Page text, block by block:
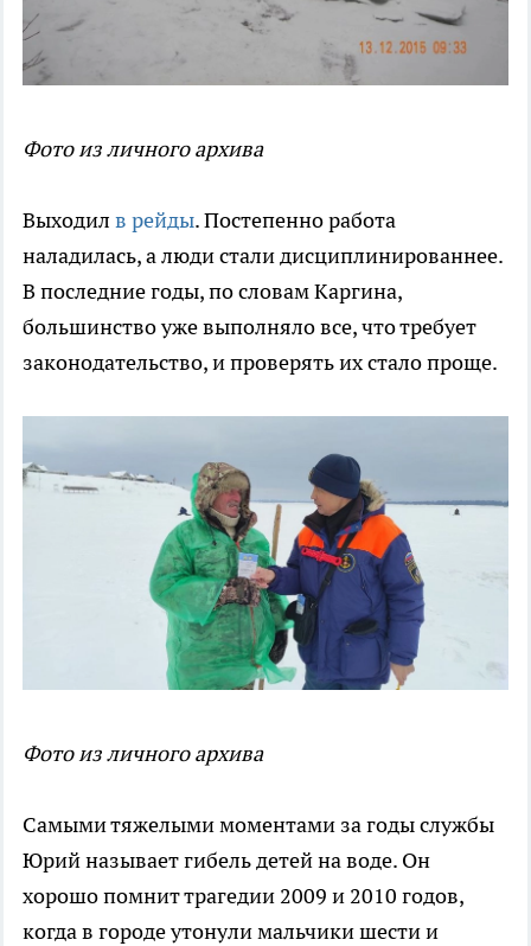
Фото из личного архива
Выходил в рейды. Постепенно работа
наладилась, а люди стали дисциплинированнее.
В последние годы, по словам Каргина,
большинство уже выполняло все, что требует
законодательство, и проверять их стало проще.
Фото из личного архива
Самыми тяжелыми моментами за годы службы
Юрий называет гибель детей на воде. Он
хорошо помнит трагедии 2009 и 2010 годов,
когда в городе утонули мальчики шести и